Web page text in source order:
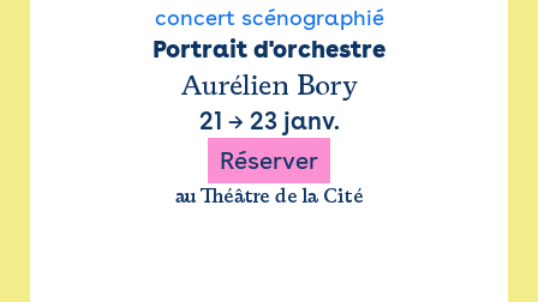
concert scénographié
Portrait d'orchestre
Aurélien Bory
21 → 23 janv.
Réserver
au Théâtre de la Cité